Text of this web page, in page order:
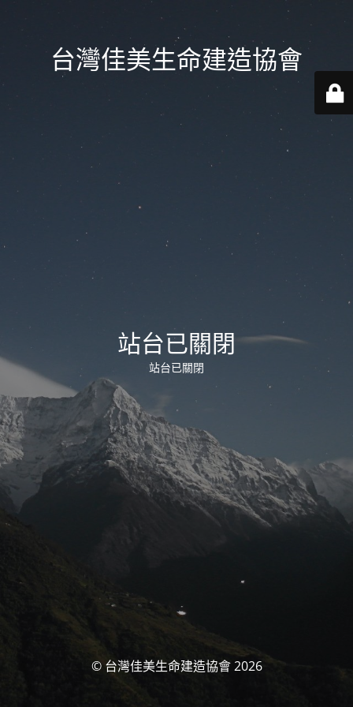
台灣佳美生命建造協會
站台已關閉
站台已關閉
© 台灣佳美生命建造協會 2026